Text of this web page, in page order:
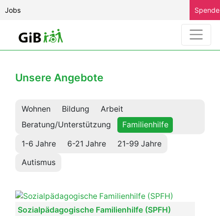
Jobs
Unsere Angebote
Wohnen Bildung
Arbeit
Beratung/Unterstützung
Familienhilfe
1-6 Jahre 6-21 Jahre 21-99 Jahre
Autismus
Sozialpädagogische Familienhilfe (SPFH)